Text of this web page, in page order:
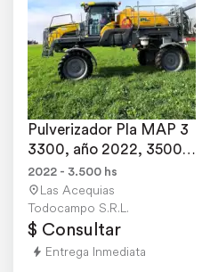
Pulverizador Pla MAP 3
3300, año 2022, 3500
H/u, Piloto Jdee
2022 - 3.500 hs
Las Acequias
Todocampo S.R.L.
$ Consultar
Entrega Inmediata